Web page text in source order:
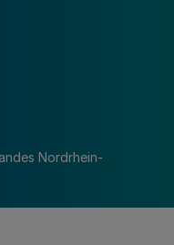
Nordrhein-